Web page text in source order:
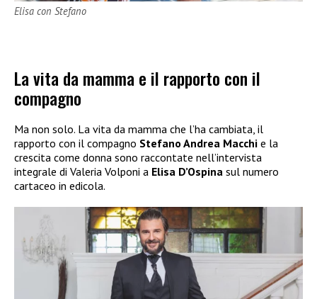
Elisa con Stefano
La vita da mamma e il rapporto con il
compagno
Ma non solo. La vita da mamma che l’ha cambiata, il
rapporto con il compagno Stefano Andrea Macchi e la
crescita come donna sono raccontate nell’intervista
integrale di Valeria Volponi a Elisa D’Ospina sul numero
cartaceo in edicola.